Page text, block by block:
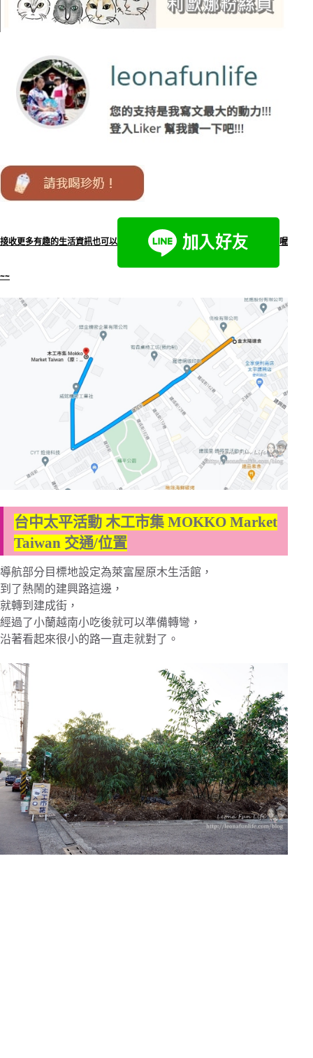
接收更多有趣的生活資訊也可以 喔
~~
台中太平活動 木工市集 MOKKO Market
Taiwan 交通/位置
導航部分目標地設定為萊富屋原木生活館，
到了熱鬧的建興路這邊，
就轉到建成街，
經過了小蘭越南小吃後就可以準備轉彎，
沿著看起來很小的路一直走就對了。